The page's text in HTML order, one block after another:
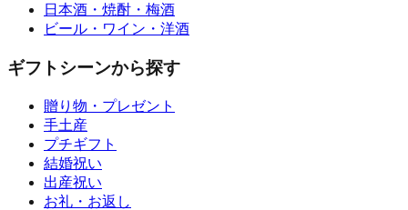
日本酒・焼酎・梅酒
ビール・ワイン・洋酒
ギフトシーンから探す
贈り物・プレゼント
手土産
プチギフト
結婚祝い
出産祝い
お礼・お返し